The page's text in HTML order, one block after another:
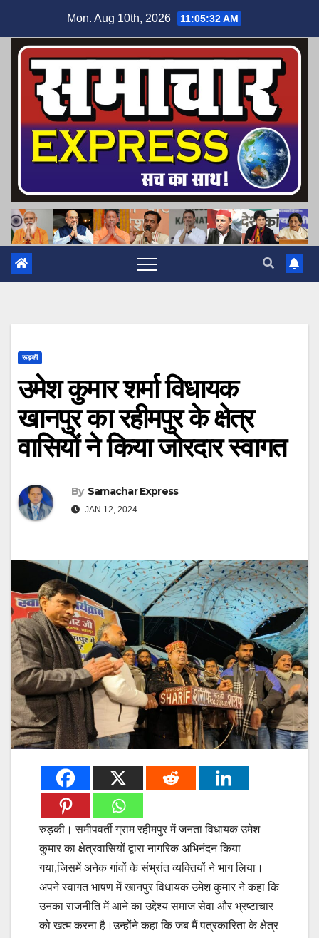
content
Mon. Aug 10th, 2026 11:05:33 AM
रूड़की
उमेश कुमार शर्मा विधायक
खानपुर का रहीमपुर के क्षेत्र
वासियों ने किया जोरदार स्वागत
By Samachar Express
JAN 12, 2024
रुड़की। समीपवर्ती ग्राम रहीमपुर में जनता विधायक उमेश
कुमार का क्षेत्रवासियों द्वारा नागरिक अभिनंदन किया
गया,जिसमें अनेक गांवों के संभ्रांत व्यक्तियों ने भाग लिया।
अपने स्वागत भाषण में खानपुर विधायक उमेश कुमार ने कहा कि
उनका राजनीति में आने का उद्देश्य समाज सेवा और भ्रष्टाचार
को खत्म करना है।उन्होंने कहा कि जब मैं पत्रकारिता के क्षेत्र